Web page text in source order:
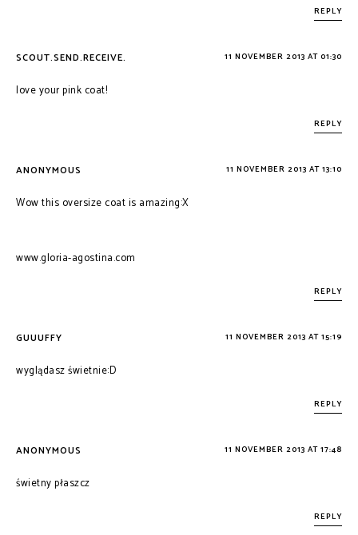
REPLY
SCOUT.SEND.RECEIVE. 11 NOVEMBER 2013 AT 01:30
love your pink coat!
REPLY
ANONYMOUS 11 NOVEMBER 2013 AT 13:10
Wow this oversize coat is amazing:X
www.gloria-agostina.com
REPLY
GUUUFFY 11 NOVEMBER 2013 AT 15:19
wyglądasz świetnie:D
REPLY
ANONYMOUS 11 NOVEMBER 2013 AT 17:48
świetny płaszcz
REPLY